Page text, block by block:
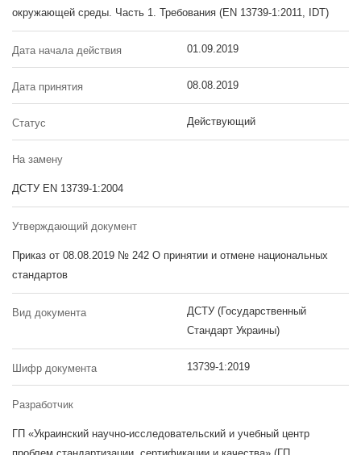
окружающей среды. Часть 1. Требования (EN 13739-1:2011, IDT)
Дата начала действия 01.09.2019
Дата принятия 08.08.2019
Статус Действующий
На замену
ДСТУ EN 13739-1:2004
Утверждающий документ
Приказ от 08.08.2019 № 242 О принятии и отмене национальных
стандартов
Вид документа
ДСТУ (Государственный
Стандарт Украины)
Шифр документа 13739-1:2019
Разработчик
ГП «Украинский научно-исследовательский и учебный центр